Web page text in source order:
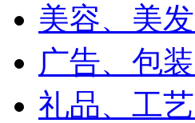
美容、美
广告、包
礼品、工